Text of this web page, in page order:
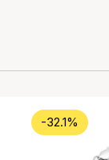
-32.1%